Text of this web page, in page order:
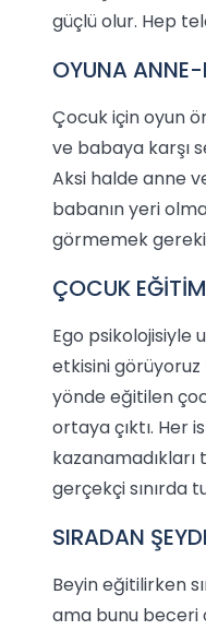
güçlü olur. Hep
OYUNA
Çocuk için oyun
ve babaya karşı
Aksi halde anne
babanın yeri
görmemek
ÇOCUK
Ego psikolojisiyle
etkisini görüyoruz
yönde eğitilen
ortaya çıktı. Her
gerçekçi sınırda
SIRADAN
Beyin eğitilirken
ama bunu beceri